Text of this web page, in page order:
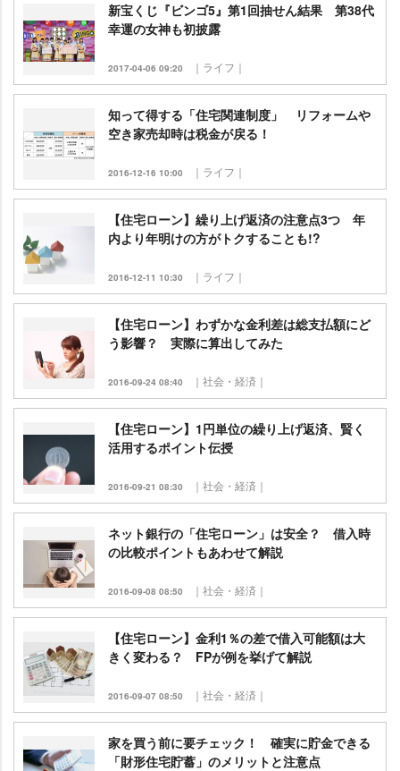
新宝くじ『ビンゴ5』第1回抽せん結果 第38代
幸運の女神も初披露
2017-04-06 09:20 ｜ライフ｜
知って得する「住宅関連制度」 リフォーム
空き家売却時は税金が戻る！
2016-12-16 10:00 ｜ライフ｜
【住宅ローン】繰り上げ返済の注意点3つ 年
内より年明けの方がトクすることも!?
2016-12-11 10:30 ｜ライフ｜
【住宅ローン】わずかな金利差は総支払額にど
う影響？ 実際に算出してみた
2016-09-24 08:40 ｜社会・経済｜
【住宅ローン】1円単位の繰り上げ返済、賢く
活用するポイント伝授
2016-09-21 08:30 ｜社会・経済｜
ネット銀行の「住宅ローン」は安全？ 借入時
の比較ポイントもあわせて解説
2016-09-08 08:50 ｜社会・経済｜
【住宅ローン】金利1％の差で借入可能額は大
きく変わる？ FPが例を挙げて解説
2016-09-07 08:50 ｜社会・経済｜
家を買う前に要チェック！ 確実に貯金できる
「財形住宅貯蓄」のメリットと注意点